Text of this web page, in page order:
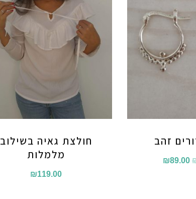
חולצת גאיה בשילוב
מלמלות
₪119.00
זהב
המחיר₪89.00